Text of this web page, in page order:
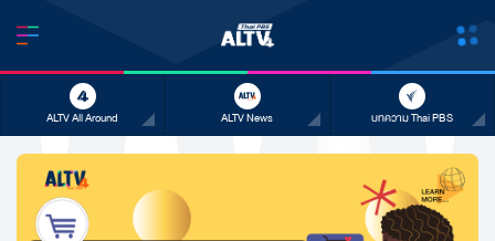
ALTV All Around ALTV News บทความ Thai PBS